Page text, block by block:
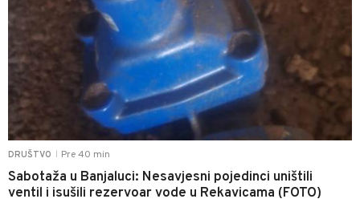
DRUŠTVO Pre 40 min
Sabotaža u Banjaluci: Nesavjesni pojedinci uništili
ventil i isušili rezervoar vode u Rekavicama (FOTO)